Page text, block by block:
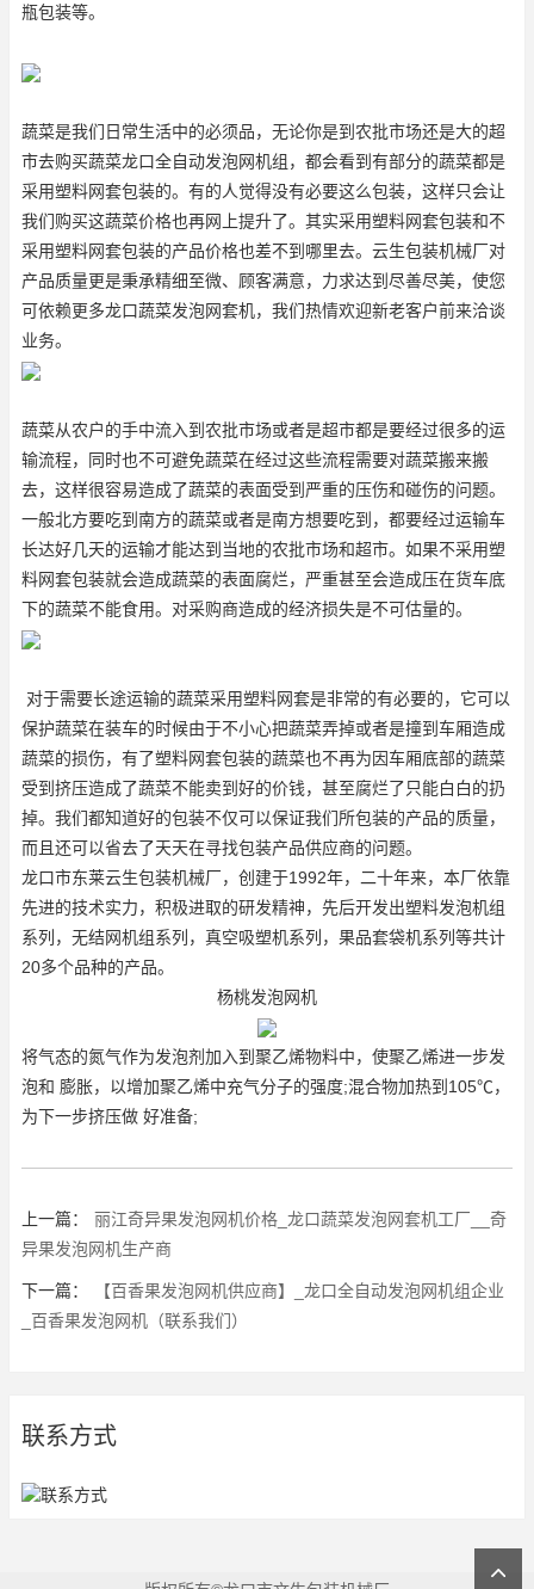
瓶包装等。
蔬菜是我们日常生活中的必须品，无论你是到农批市场还是大的超
市去购买蔬菜龙口全自动发泡网机组 ，都会看到有部分的蔬菜都是
采用塑料网套包装的。有的人觉得没有必要这么包装，这样只会让
我们购买这蔬菜价格也再网上提升了。其实采用塑料网套包装和不
采用塑料网套包装的产品价格也差不到哪里去。云生包装机械厂对
产品质量更是秉承精细至微、顾客满意，力求达到尽善尽美，使您
可依赖更多龙口蔬菜发泡网套机，我们热情欢迎新老客户前来洽谈
业务。
蔬菜从农户的手中流入到农批市场或者是超市都是要经过很多的运
输流程，同时也不可避免蔬菜在经过这些流程需要对蔬菜搬来搬
去，这样很容易造成了蔬菜的表面受到严重的压伤和碰伤的问题。
一般北方要吃到南方的蔬菜或者是南方想要吃到，都要经过运输车
长达好几天的运输才能达到当地的农批市场和超市。如果不采用塑
料网套包装就会造成蔬菜的表面腐烂，严重甚至会造成压在货车底
下的蔬菜不能食用。对采购商造成的经济损失是不可估量的。
对于需要长途运输的蔬菜采用塑料网套是非常的有必要的，它可以
保护蔬菜在装车的时候由于不小心把蔬菜弄掉或者是撞到车厢造成
蔬菜的损伤，有了塑料网套包装的蔬菜也不再为因车厢底部的蔬菜
受到挤压造成了蔬菜不能卖到好的价钱，甚至腐烂了只能白白的扔
掉。我们都知道好的包装不仅可以保证我们所包装的产品的质量，
而且还可以省去了天天在寻找包装产品供应商的问题。
龙口市东莱云生包装机械厂，创建于1992年，二十年来，本厂依靠
先进的技术实力，积极进取的研发精神，先后开发出塑料发泡机组
系列，无结网机组系列，真空吸塑机系列，果品套袋机系列等共计
20多个品种的产品。
杨桃发泡网机
将气态的氮气作为发泡剂加入到聚乙烯物料中，使聚乙烯进一步发
泡和 膨胀，以增加聚乙烯中充气分子的强度;混合物加热到105℃，
为下一步挤压做 好准备;
上一篇：
丽江奇异果发泡网机价格_龙口蔬菜发泡网套机工厂__奇
异果发泡网机生产商
下一篇：
【百香果发泡网机供应商】_龙口全自动发泡网机组企业
_百香果发泡网机（联系我们）
联系方式